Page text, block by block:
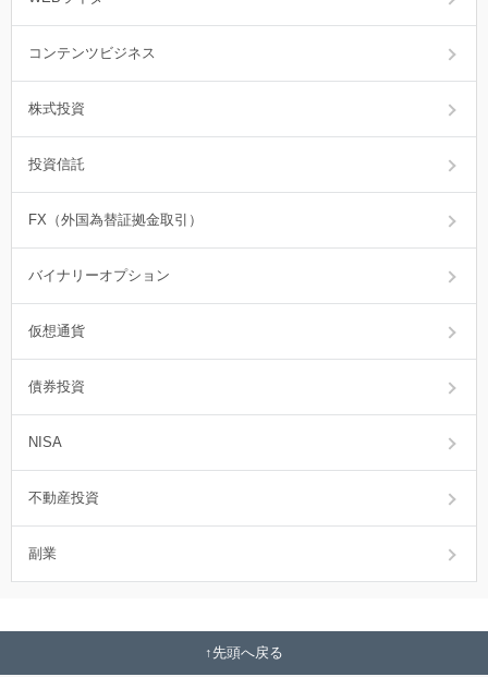
コンテンツビジネス
株式投資
投資信託
FX（外国為替証拠金取引）
バイナリーオプション
仮想通貨
債券投資
NISA
不動産投資
副業
先頭へ戻る